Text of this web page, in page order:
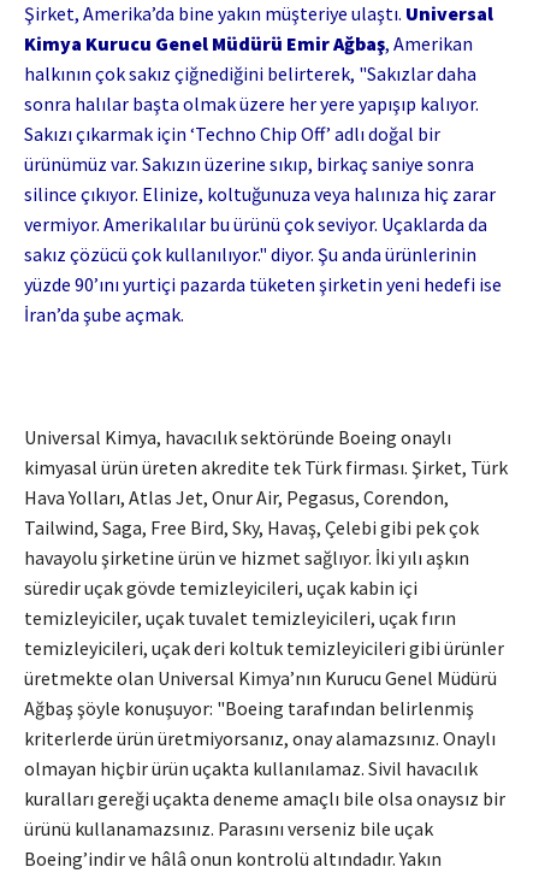
Şirket, Amerika’da bine yakın müşteriye ulaştı. Universal
Kimya Kurucu Genel Müdürü Emir Ağbaş, Amerikan
halkının çok sakız çiğnediğini belirterek, "Sakızlar daha
sonra halılar başta olmak üzere her yere yapışıp kalıyor.
Sakızı çıkarmak için ‘Techno Chip Off’ adlı doğal bir
ürünümüz var. Sakızın üzerine sıkıp, birkaç saniye sonra
silince çıkıyor. Elinize, koltuğunuza veya halınıza hiç zarar
vermiyor. Amerikalılar bu ürünü çok seviyor. Uçaklarda da
sakız çözücü çok kullanılıyor." diyor. Şu anda ürünlerinin
yüzde 90’ını yurtiçi pazarda tüketen şirketin yeni hedefi ise
İran’da şube açmak.
Universal Kimya, havacılık sektöründe Boeing onaylı
kimyasal ürün üreten akredite tek Türk firması. Şirket, Türk
Hava Yolları, Atlas Jet, Onur Air, Pegasus, Corendon,
Tailwind, Saga, Free Bird, Sky, Havaş, Çelebi gibi pek çok
havayolu şirketine ürün ve hizmet sağlıyor. İki yılı aşkın
süredir uçak gövde temizleyicileri, uçak kabin içi
temizleyiciler, uçak tuvalet temizleyicileri, uçak fırın
temizleyicileri, uçak deri koltuk temizleyicileri gibi ürünler
üretmekte olan Universal Kimya’nın Kurucu Genel Müdürü
Ağbaş şöyle konuşuyor: "Boeing tarafından belirlenmiş
kriterlerde ürün üretmiyorsanız, onay alamazsınız. Onaylı
olmayan hiçbir ürün uçakta kullanılamaz. Sivil havacılık
kuralları gereği uçakta deneme amaçlı bile olsa onaysız bir
ürünü kullanamazsınız. Parasını verseniz bile uçak
Boeing’indir ve hâlâ onun kontrolü altındadır. Yakın